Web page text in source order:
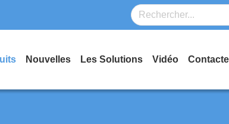
Nouvelles Les Solutions Vidéo